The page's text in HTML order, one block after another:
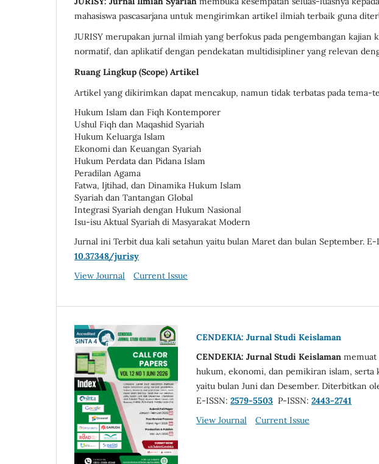
mahasiswa pascasarjana untuk mengirimkan artikel ilmiah terbaik guna
JURISY merupakan jurnal ilmiah yang berfokus pada pengembangan kajian
normatif, dan aplikatif dengan pendekatan multidisipliner yang relevan
Ruang Lingkup (Scope) Artikel
Artikel yang dikirimkan dapat mencakup, namun tidak terbatas pada tema-
Hukum Islam dan Fiqh Kontemporer
Ushul Fiqh dan Maqashid Syariah
Hukum Keluarga Islam
Ekonomi dan Keuangan Syariah
Hukum Perdata dan Pidana Islam
Peradilan Agama
Fatwa, Ijtihad, dan Dinamika Hukum Islam
Syariah dan Tantangan Global
Integrasi Syariah dengan Hukum Nasional
Isu-isu Aktual Syariah di Masyarakat Modern
Jurnal ini Terbit dua kali setahun yaitu bulan Maret dan bulan September. E-
10.37348/jurisy
View Journal
Current Issue
CENDEKIA: Jurnal Studi Keislaman
CENDEKIA: Jurnal Studi Keislaman memuat
hukum, ekonomi, dan pemikiran islam, serta
yaitu bulan Juni dan Desember. Diterbitkan
E-ISSN: 2579-5503 P-ISSN: 2443-2741
View Journal
Current Issue